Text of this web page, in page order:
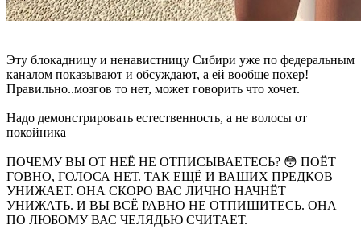
Эту блокадницу и ненавистницу Сибири уже по федеральным
каналом показывают и обсуждают, а ей вообще похер!
Правильно..мозгов то нет, может говорить что хочет.
Надо демонстрировать естественность, а не волосы от
покойника
ПОЧЕМУ ВЫ ОТ НЕЁ НЕ ОТПИСЫВАЕТЕСЬ? 😳 ПОЁТ
ГОВНО, ГОЛОСА НЕТ. ТАК ЕЩЁ И ВАШИХ ПРЕДКОВ
УНИЖАЕТ. ОНА СКОРО ВАС ЛИЧНО НАЧНЁТ
УНИЖАТЬ. И ВЫ ВСЁ РАВНО НЕ ОТПИШИТЕСЬ. ОНА
ПО ЛЮБОМУ ВАС ЧЕЛЯДЬЮ СЧИТАЕТ.